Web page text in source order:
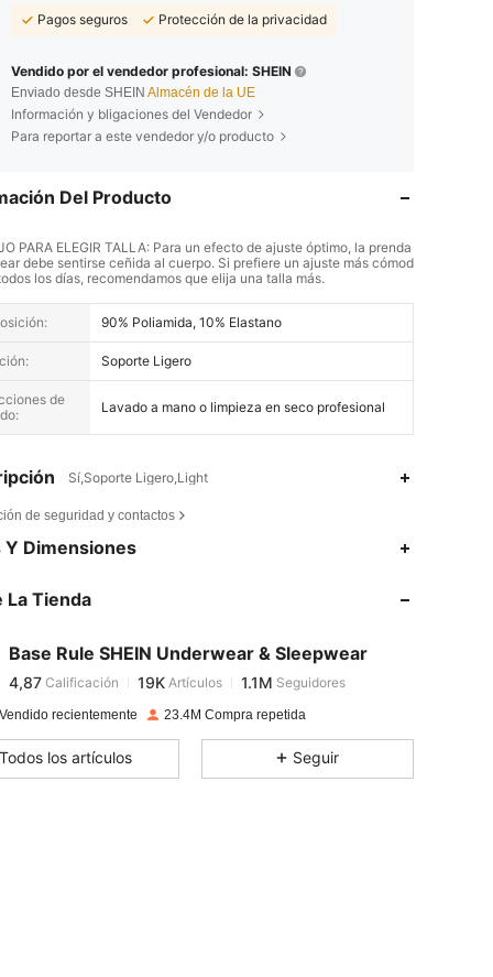
in, Color: Negro, Talla: S
Pagos seguros
Protección de la privacidad
Vendido por el vendedor profesional: SHEIN
Enviado desde SHEIN Almacén de la UE
Información y bligaciones del Vendedor
Para reportar a este vendedor y/o producto
Del Producto
PARA ELEGIR TALLA: Para un efecto de ajuste óptimo, la prenda
debe sentirse ceñida al cuerpo. Si prefiere un ajuste más cómod
los días, recomendamos que elija una talla más.
90% Poliamida, 10% Elastano
Soporte Ligero
de
Lavado a mano o limpieza en seco profesional
Sí,Soporte Ligero,Light
de seguridad y contactos
Y Dimensiones
La Tienda
Base Rule SHEIN Underwear & Sleepwear
4,87
4,87
Seguidores
c***apagadoHace 1 día
4,87 19K 1.1M
recientemente 23.4M Compra repetida
Todos los artículos Seguir